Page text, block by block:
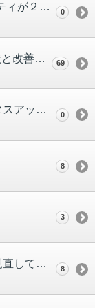
竜剣のロス特性とAFに同じプロパティが２つある件で 0
2015年(2月VU以降)の竜騎士の現状と改善点について 69
コンフロント戦時に飛竜のステータスアップがリセットされる件 0
8
3
コールワイバーンのリキャストを見直して欲しい 8